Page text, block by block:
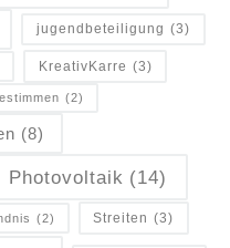
jugendbeteiligung (3)
KreativKarre (3)
(2)
(8)
Photovoltaik (14)
(2) Streiten (3)